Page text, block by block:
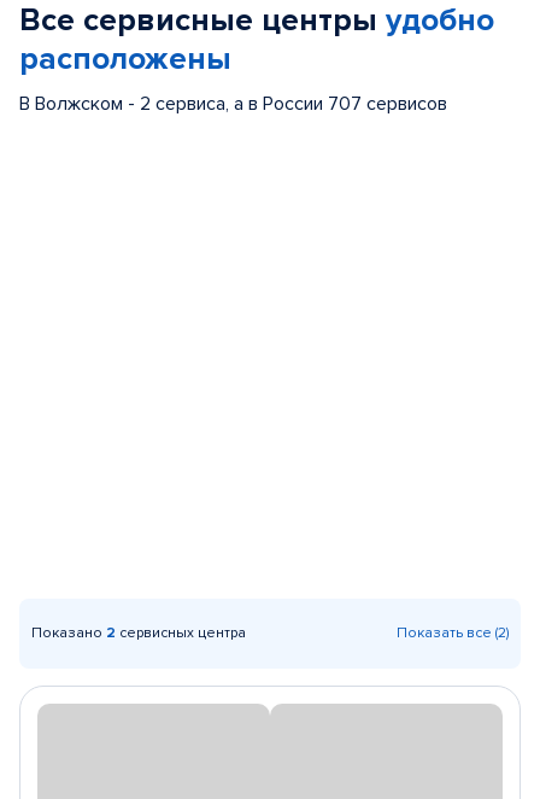
Все сервисные центры удобно
расположены
В Волжском - 2 сервиса, а в России 707 сервисов
Показано 2 сервисных центра Показать все (2)